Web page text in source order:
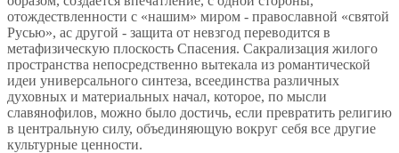
отождествленности с «нашим» миром - православной «святой
Русью», ас другой - защита от невзгод переводится в
метафизическую плоскость Спасения. Сакрализация жилого
пространства непосредственно вытекала из романтической
идеи универсального синтеза, всеединства различных
духовных и материальных начал, которое, по мысли
славянофилов, можно было достичь, если превратить религию
в центральную силу, объединяющую вокруг себя все другие
культурные ценности.